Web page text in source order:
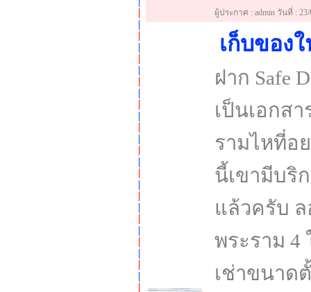
ผู้ประกาศ : admin วันที่ : 23/
เก็บของ
ฝาก Safe
เป็นเอกส
รามไหที่อ
นี้เขามีบริ
แล้วครับ ล
พระราม 4
เช่าขนาด